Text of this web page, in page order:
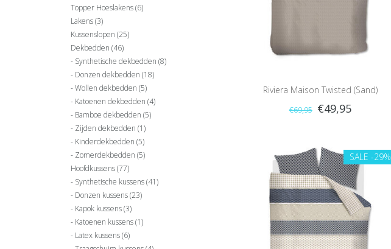
Topper Hoeslakens(6)
Lakens(3)
Kussenslopen (25)
Dekbedden (46)
Synthetische dekbedden (8)
Donzen dekbedden (18)
Wollen dekbedden (5)
Katoenen dekbedden (4)
Bamboe dekbedden (5)
Zijden dekbedden (1)
Kinderdekbedden (5)
Zomerdekbedden (5)
Hoofdkussens(77)
Synthetische kussens(41)
Donzen kussens(23)
Kapok kussens(3)
Katoenen kussens(1)
Latex kussens(6)
Riviera Maison Twisted (Sand)
€69,95 €49,95
SALE -29%